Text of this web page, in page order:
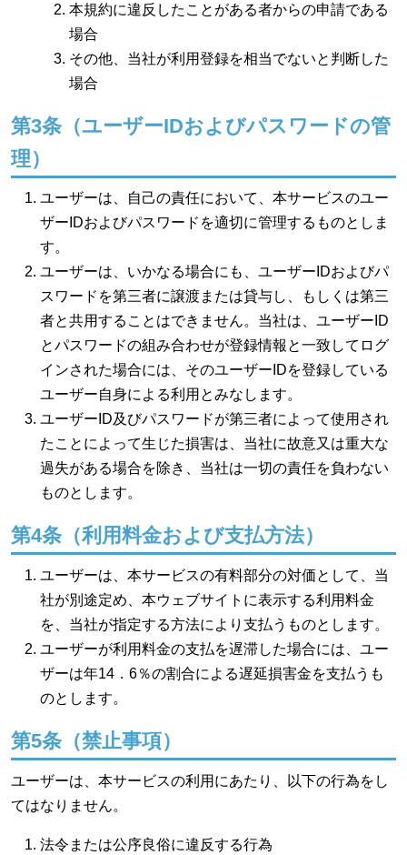
本規約に違反したことがある者からの申請である
場合
その他、当社が利用登録を相当でないと判断した
場合
第3条（ユーザーIDおよびパスワードの管
理）
ユーザーは、自己の責任において、本サービスのユー
ザーIDおよびパスワードを適切に管理するものとしま
す。
ユーザーは、いかなる場合にも、ユーザーIDおよびパ
スワードを第三者に譲渡または貸与し、もしくは第三
者と共用することはできません。当社は、ユーザーID
とパスワードの組み合わせが登録情報と一致してログ
インされた場合には、そのユーザーIDを登録している
ユーザー自身による利用とみなします。
ユーザーID及びパスワードが第三者によって使用され
たことによって生じた損害は、当社に故意又は重大な
過失がある場合を除き、当社は一切の責任を負わない
ものとします。
第4条（利用料金および支払方法）
ユーザーは、本サービスの有料部分の対価として、当
社が別途定め、本ウェブサイトに表示する利用料金
を、当社が指定する方法により支払うものとします。
ユーザーが利用料金の支払を遅滞した場合には、ユー
ザーは年14．6％の割合による遅延損害金を支払うも
のとします。
第5条（禁止事項）
ユーザーは、本サービスの利用にあたり、以下の行為をし
てはなりません。
法令または公序良俗に違反する行為